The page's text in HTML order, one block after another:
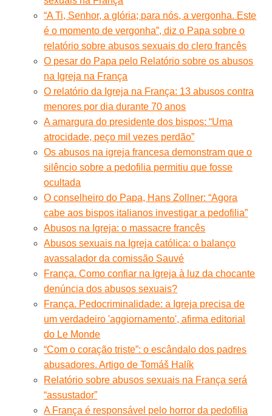
“A Ti, Senhor, a glória; para nós, a vergonha. Este
é o momento de vergonha”, diz o Papa sobre o
relatório sobre abusos sexuais do clero francês
O pesar do Papa pelo Relatório sobre os abusos
na Igreja na França
O relatório da Igreja na França: 13 abusos contra
menores por dia durante 70 anos
A amargura do presidente dos bispos: “Uma
atrocidade, peço mil vezes perdão”
Os abusos na igreja francesa demonstram que o
silêncio sobre a pedofilia permitiu que fosse
ocultada
O conselheiro do Papa, Hans Zollner: “Agora
cabe aos bispos italianos investigar a pedofilia”
Abusos na Igreja: o massacre francês
Abusos sexuais na Igreja católica: o balanço
avassalador da comissão Sauvé
França. Como confiar na Igreja à luz da chocante
denúncia dos abusos sexuais?
França. Pedocriminalidade: a Igreja precisa de
um verdadeiro 'aggiornamento', afirma editorial
do Le Monde
“Com o coração triste”: o escândalo dos padres
abusadores. Artigo de Tomáš Halík
Relatório sobre abusos sexuais na França será
“assustador”
A França é responsável pelo horror da pedofilia